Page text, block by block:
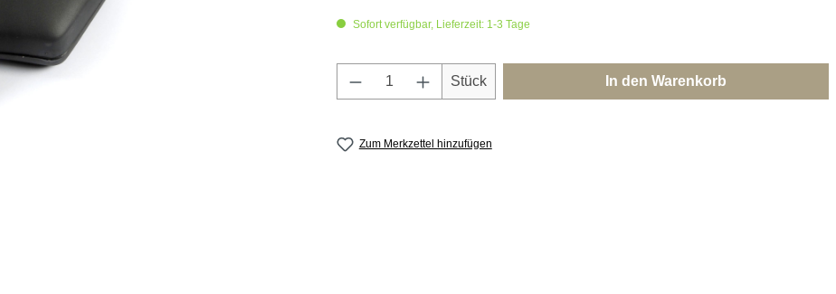
Sofort verfügbar, Lieferzeit: 1-3 Tage
Produkt Anzahl: Gib den gewünschten Wert ein
Stück In den Warenkorb
Zum Merkzettel hinzufügen